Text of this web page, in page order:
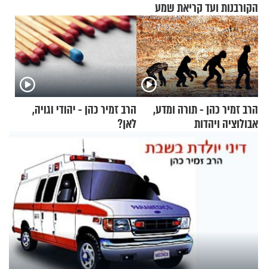
הקורבנות ועד קריאת שמע
הרב זמיר כהן - תורה ומדע,
אבולוציה ויהדות
הרב זמיר כהן - יהודי וגויה,
לאן?